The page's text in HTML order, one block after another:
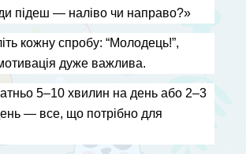
підеш — наліво чи направо?»
кожну спробу: “Молодець!”,
дуже важлива.
5–10 хвилин на день або 2–3
— все, що потрібно для